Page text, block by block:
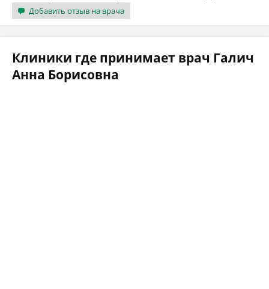
Добавить отзыв на врача
Клиники где принимает врач Галич
Анна Борисовна